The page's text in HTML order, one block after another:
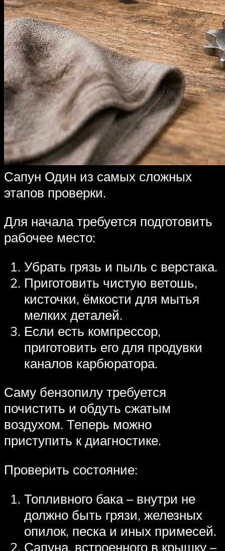
Сапун Один из самых сложных
этапов проверки.
Для начала требуется подготовить
рабочее место:
Убрать грязь и пыль с верстака.
Приготовить чистую ветошь,
кисточки, ёмкости для мытья
мелких деталей.
Если есть компрессор,
приготовить его для продувки
каналов карбюратора.
Саму бензопилу требуется
почистить и обдуть сжатым
воздухом. Теперь можно
приступить к диагностике.
Проверить состояние:
Топливного бака – внутри не
должно быть грязи, железных
опилок, песка и иных примесей.
Сапуна, встроенного в крышку –